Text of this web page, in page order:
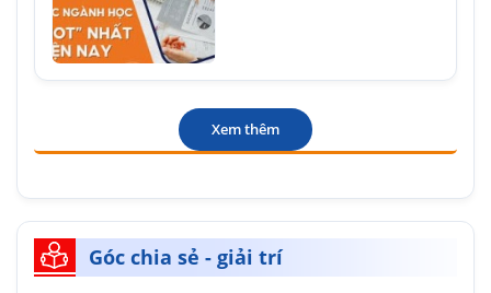
Xem thêm
Góc chia sẻ - giải trí